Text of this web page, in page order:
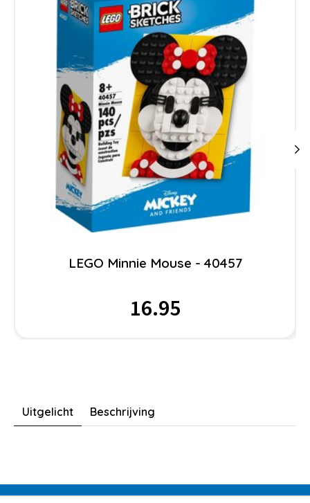
LEGO Minnie Mouse - 40457
16.95
Uitgelicht Beschrijving